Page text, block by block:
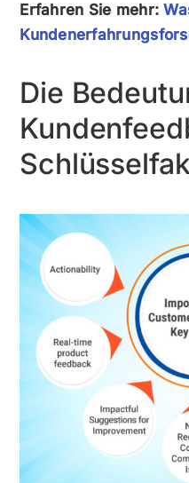
Erfahren Sie mehr:
Die